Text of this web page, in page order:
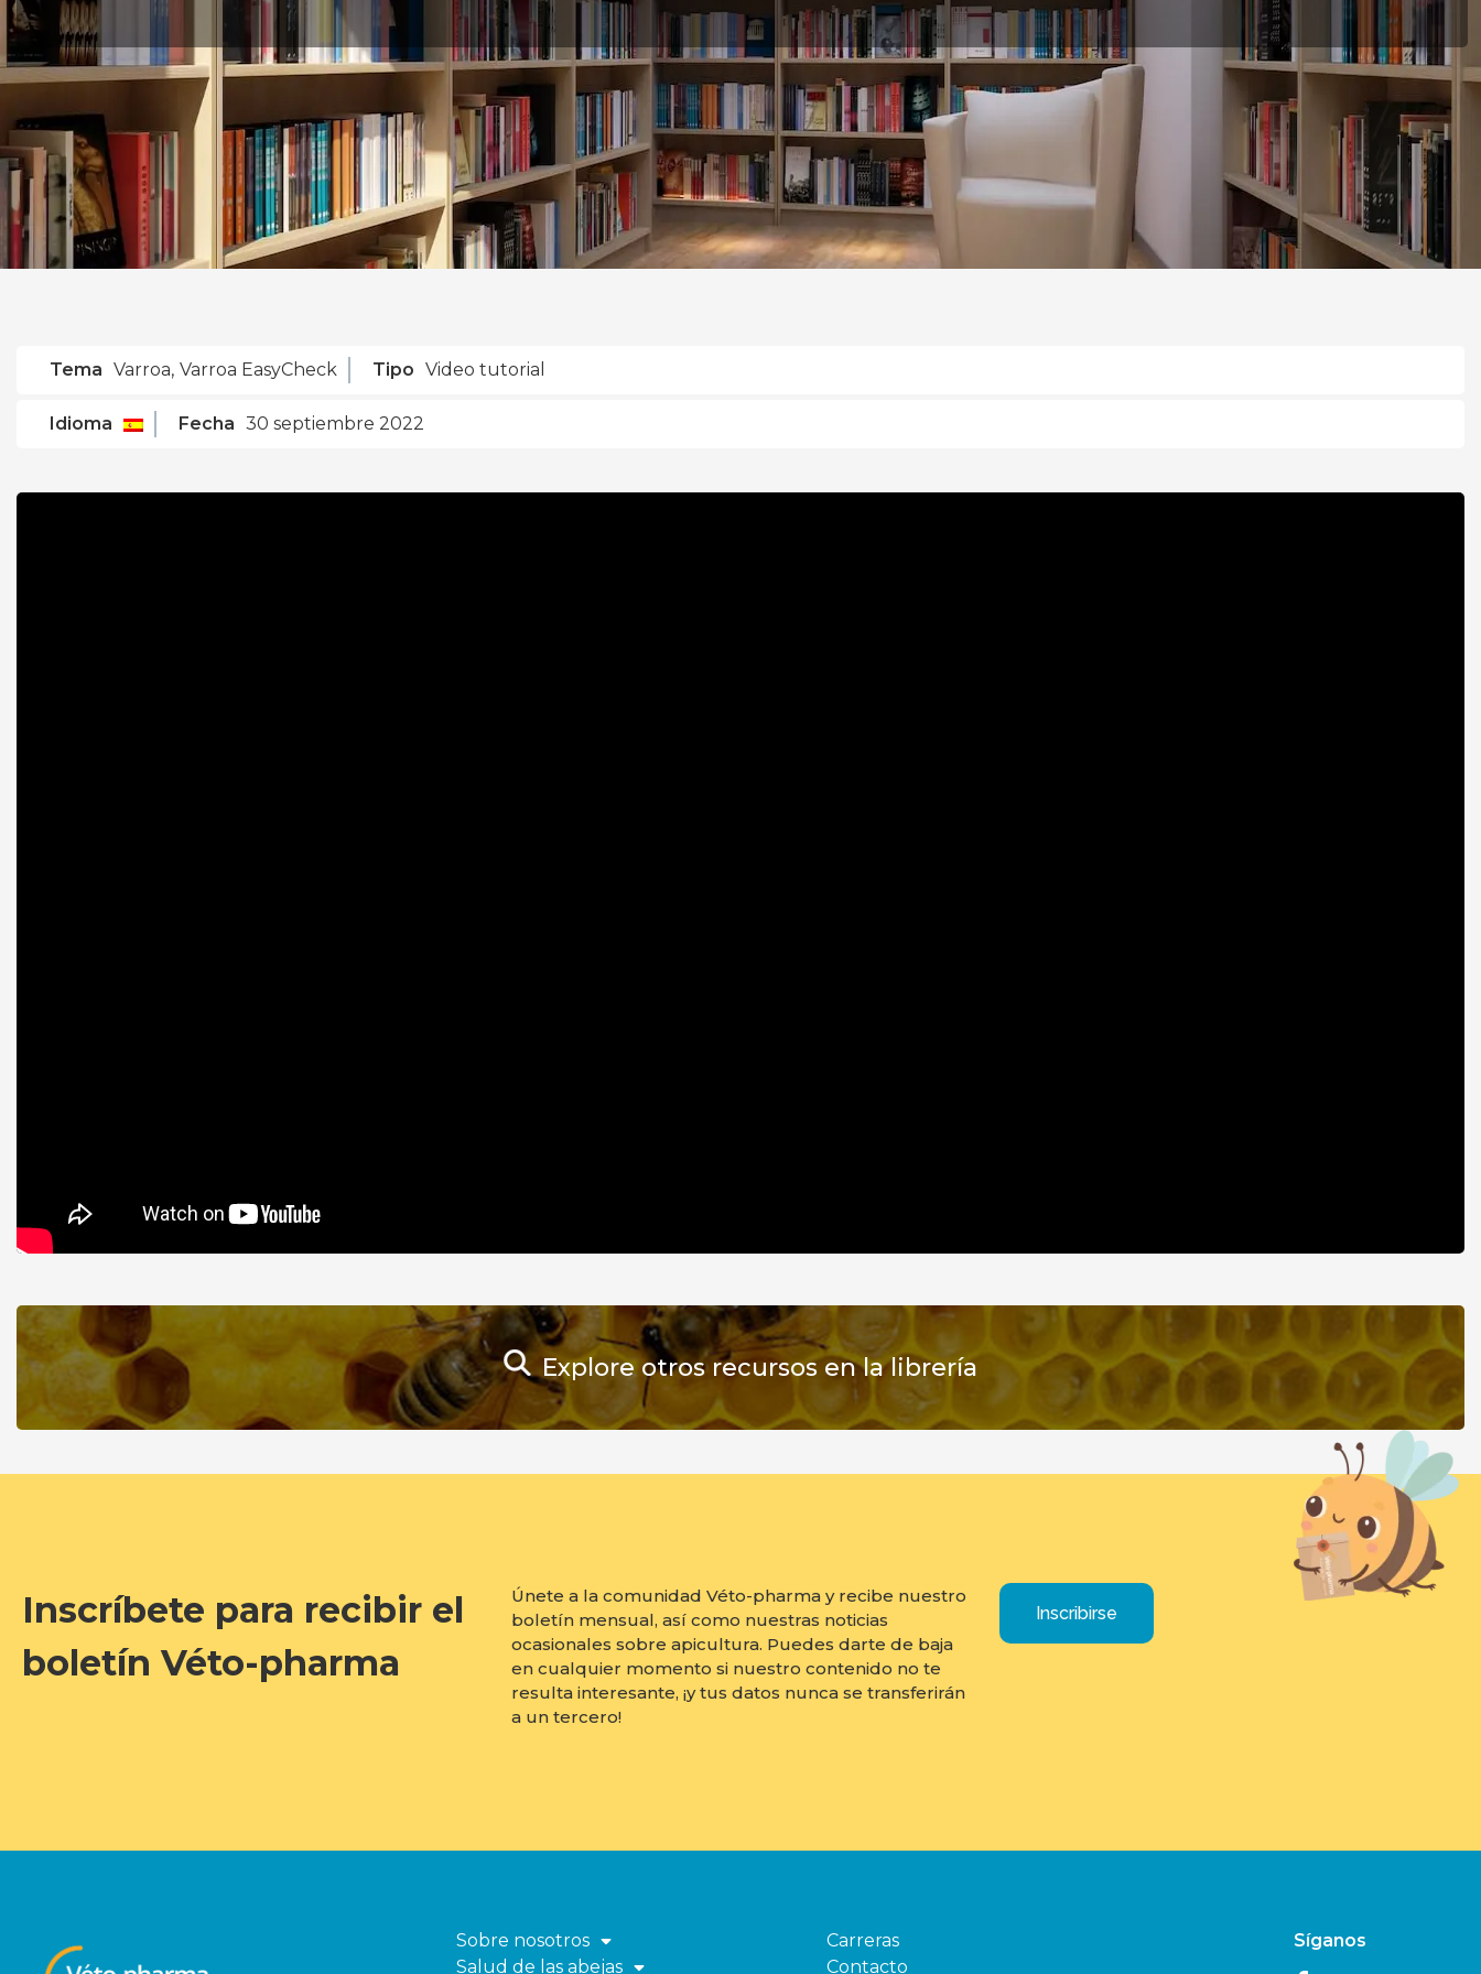
Tema Varroa, Varroa EasyCheck Tipo Video tutorial
Idioma Fecha 30 septiembre 2022
Explore otros recursos en la librería
Inscríbete para recibir el
boletín Véto-pharma
Únete a la comunidad Véto-pharma y recibe nuestro
boletín mensual, así como nuestras noticias
ocasionales sobre apicultura. Puedes darte de baja
en cualquier momento si nuestro contenido no te
resulta interesante, ¡y tus datos nunca se transferirán
a un tercero!
Inscribirse
Sobre nosotros
Abrir
Salud de las abejas
Carreras
Contacto
Síganos